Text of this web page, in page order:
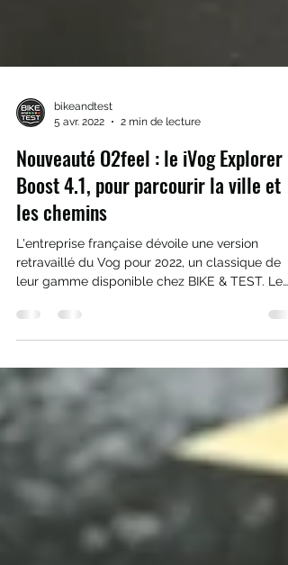
bikeandtest
5 avr. 2022
2 min de lecture
Nouveauté O2feel : le iVog Explorer
Boost 4.1, pour parcourir la ville et
les chemins
L'entreprise française dévoile une version
cadre...